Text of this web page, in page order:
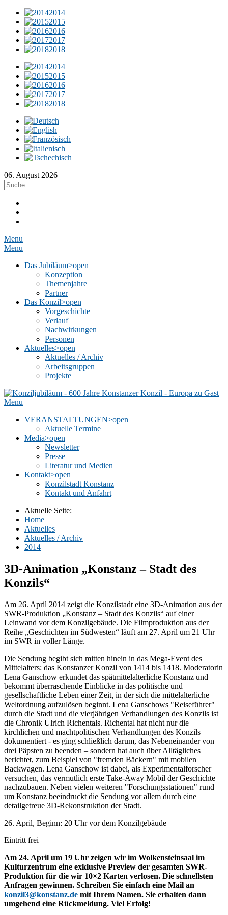
2014
2015
2016
2017
2018
2014
2015
2016
2017
2018
06. August 2026
Menu
Menu
Das Jubiläum>open
Konzeption
Themenjahre
Partner
Das Konzil>open
Vorgeschichte
Verlauf
Nachwirkungen
Personen
Aktuelles>open
Aktuelles / Archiv
Arbeitsgruppen
Projekte
Menu
VERANSTALTUNGEN>open
Aktuelle Termine
Media>open
Newsletter
Presse
Literatur und Medien
Kontakt>open
Konzilstadt Konstanz
Kontakt und Anfahrt
Aktuelle Seite:
Home
Aktuelles
Aktuelles / Archiv
2014
3D-Animation „Konstanz – Stadt des
Konzils“
Am 26. April 2014 zeigt die Konzilstadt eine 3D-Animation aus der
SWR-Produktion „Konstanz – Stadt des Konzils“ auf einer
Leinwand vor dem Konzilgebäude. Die Filmproduktion aus der
Reihe „Geschichten im Südwesten“ läuft am 27. April um 21 Uhr
im SWR in voller Länge.
Die Sendung begibt sich mitten hinein in das Mega-Event des
Mittelalters: das Konstanzer Konzil von 1414 bis 1418. Moderatorin
Lena Ganschow erkundet das spätmittelalterliche Konstanz und
bekommt überraschende Einblicke in das politische und
gesellschaftliche Leben einer Zeit, in der sich die mittelalterliche
Weltordnung aufzulösen beginnt. Lena Ganschows "Reiseführer"
durch die Stadt und die vierjährigen Verhandlungen des Konzils ist
die Chronik Ulrich Richentals. Richental hat nicht nur die
kirchlichen und machtpolitischen Verhandlungen des Konzils
dokumentiert - es ging schließlich darum, das Nebeneinander von
drei Päpsten zu beenden – sondern hat auch über Alltägliches
berichtet, zum Beispiel von "fremden Bäckern" mit mobilen
Backwagen. Lena Ganschow ist dabei, als Experimentalforscher
versuchen, das vermutlich erste Take-Away Mobil der Geschichte
nachzubauen. Neben vielen weiteren "Forschungsstationen" rund
um Konstanz beeindruckt die Sendung vor allem durch eine
detailgetreue 3D-Rekonstruktion der Stadt.
26. April, Beginn: 20 Uhr vor dem Konzilgebäude
Eintritt frei
Am 24. April um 19 Uhr zeigen wir im Wolkensteinsaal im
Kulturzentrum eine exklusive Preview der gesamten SWR-
Produktion für die wir 10×2 Karten verlosen. Die schnellsten
Anfragen gewinnen. Schreiben Sie einfach eine Mail an
konzil3@konstanz.de mit Ihrem Namen. Sie erhalten dann
umgehend eine Rückmeldung. Viel Erfolg!